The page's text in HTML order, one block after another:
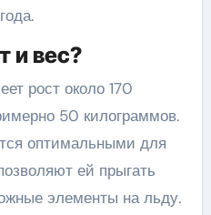
и вес?
рост около 170
50 килограммов.
оптимальными для
ей прыгать
элементы на льду.